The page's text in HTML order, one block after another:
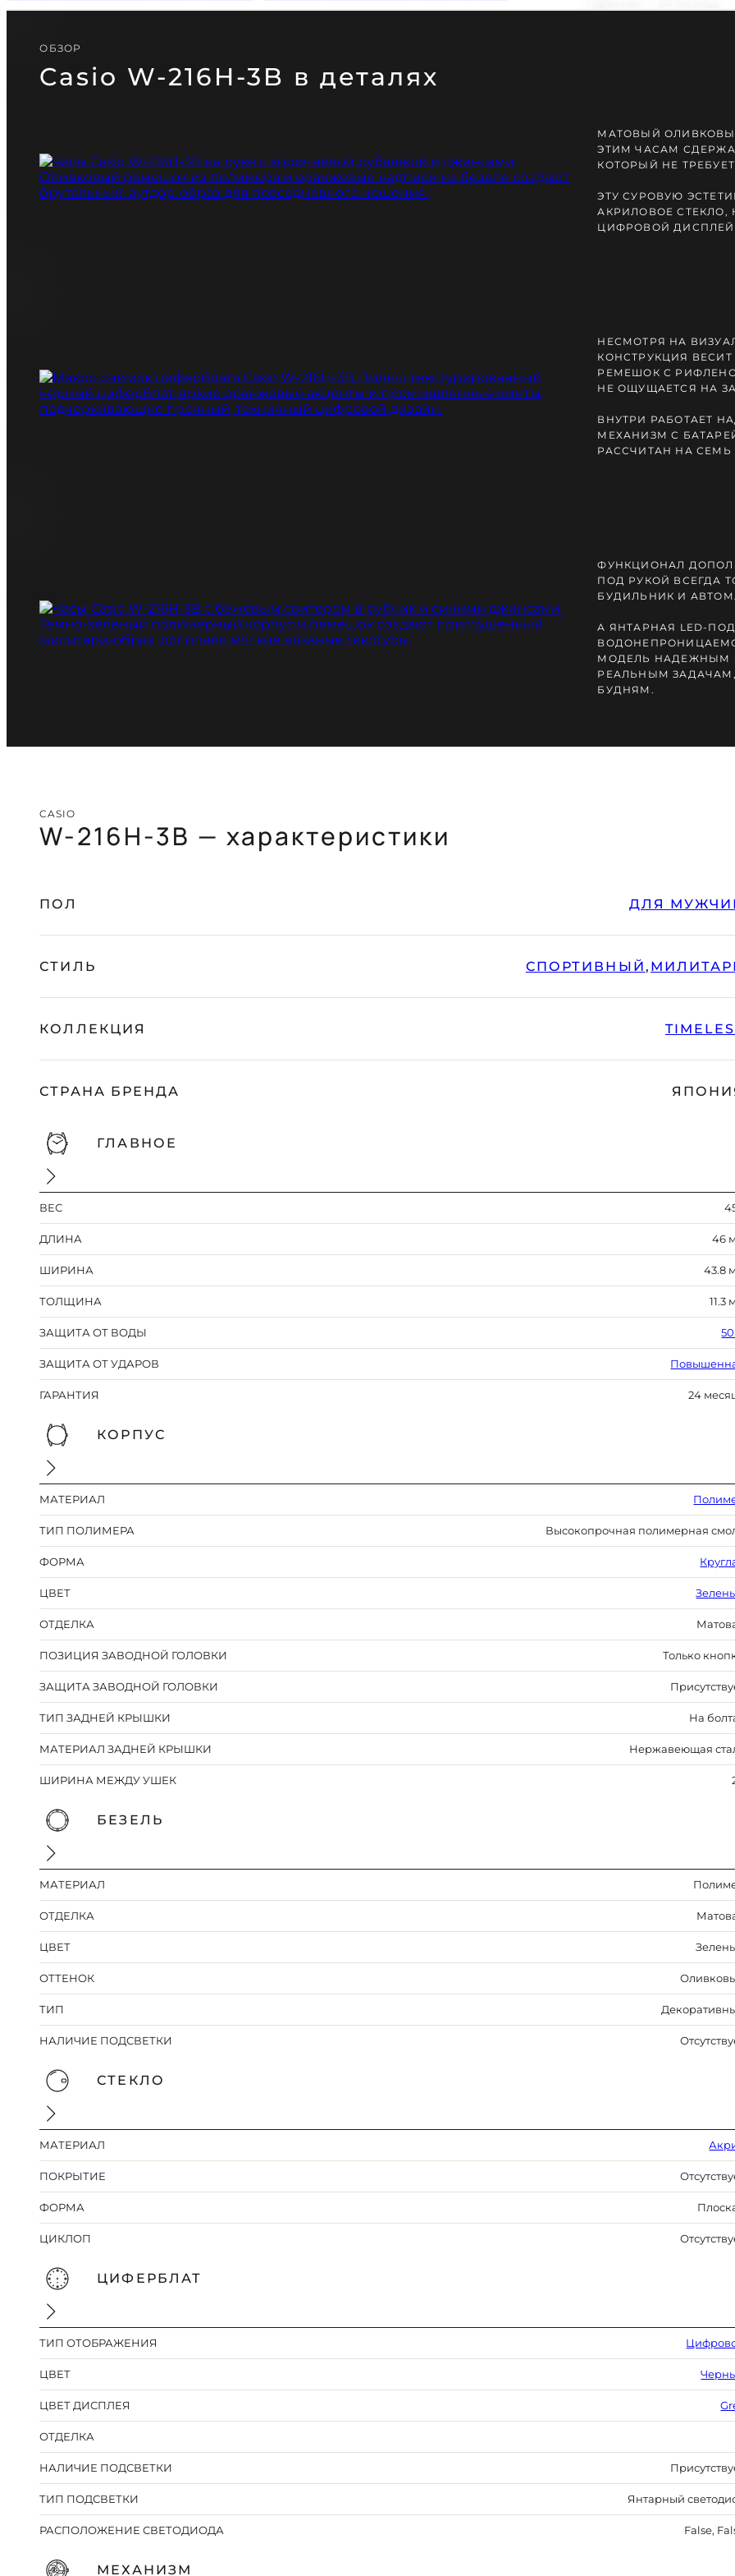
Telegram
ПОСОВЕТУЙТЕСЬ
С НАШИМ ЭКСПЕРТОМ
ОБЗОР
Casio W-216H-3B в деталях
МАТОВЫЙ
ЭТИМ ЧАСАМ
КОТОРЫЙ НЕ
ЭТУ СУРОВУЮ
АКРИЛОВОЕ
ЦИФРОВОЙ ДИСПЛЕЙ
НЕСМОТРЯ НА
КОНСТРУКЦИЯ
РЕМЕШОК С
НЕ ОЩУЩАЕТСЯ НА
ВНУТРИ РАБОТАЕТ
МЕХАНИЗМ С
РАССЧИТАН НА
ФУНКЦИОНАЛ
ПОД РУКОЙ ВСЕГДА
БУДИЛЬНИК И
А ЯНТАРНАЯ LED-
МОДЕЛЬ НАДЕЖНЫМ
РЕАЛЬНЫМ
БУДНЯМ.
CASIO
W-216H-3B — характеристики
ПОЛ ДЛЯ
СТИЛЬ СПОРТИВНЫЙ,
КОЛЛЕКЦИЯ
СТРАНА БРЕНДА
ГЛАВНОЕ
ВЕС
ДЛИНА 46
ШИРИНА 43.8
ТОЛЩИНА 11.3
ЗАЩИТА ОТ ВОДЫ
ЗАЩИТА ОТ УДАРОВ
ГАРАНТИЯ 24
КОРПУС
МАТЕРИАЛ
ТИП ПОЛИМЕРА Высокопрочная полимерная
ФОРМА
ЦВЕТ
ОТДЕЛКА
ПОЗИЦИЯ ЗАВОДНОЙ ГОЛОВКИ Только
ЗАЩИТА ЗАВОДНОЙ ГОЛОВКИ
ТИП ЗАДНЕЙ КРЫШКИ На
МАТЕРИАЛ ЗАДНЕЙ КРЫШКИ Нержавеющая
ШИРИНА МЕЖДУ УШЕК
БЕЗЕЛЬ
МАТЕРИАЛ
ОТДЕЛКА
ЦВЕТ
ОТТЕНОК
ТИП
НАЛИЧИЕ ПОДСВЕТКИ
СТЕКЛО
МАТЕРИАЛ
ПОКРЫТИЕ
ФОРМА
ЦИКЛОП
ЦИФЕРБЛАТ
ТИП ОТОБРАЖЕНИЯ
ЦВЕТ
ЦВЕТ ДИСПЛЕЯ
ОТДЕЛКА
НАЛИЧИЕ ПОДСВЕТКИ
ТИП ПОДСВЕТКИ Янтарный
РАСПОЛОЖЕНИЕ СВЕТОДИОДА False,
МЕХАНИЗМ